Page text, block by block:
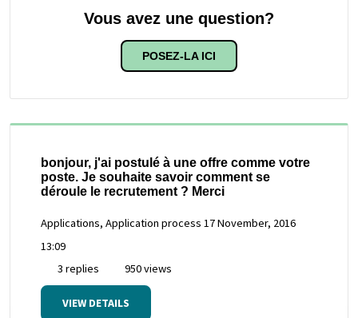
Vous avez une question?
POSEZ-LA ICI
bonjour, j'ai postulé à une offre comme votre
poste. Je souhaite savoir comment se
déroule le recrutement ? Merci
Applications, Application process 17 November, 2016
13:09
3 replies
950 views
VIEW DETAILS